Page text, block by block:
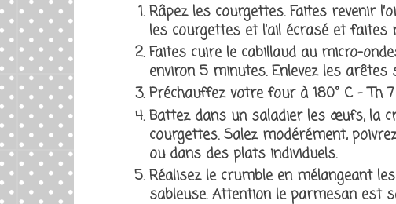
Râpez les courgettes. Faites revenir
les courgettes et l’ail écrasé et
Faites cuire le cabillaud au micro-
environ 5 minutes. Enlevez les arêtes
Préchauffez votre four à 180° C - Th 7
Battez dans un saladier les œufs, la
courgettes. Salez modérément,
ou dans des plats individuels.
Réalisez le crumble en mélangeant
sableuse. Attention le parmesan est